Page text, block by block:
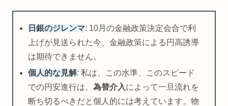
日銀のジレンマ: 10月の金融政策決定会合で利
上げが見送られた今、金融政策による円高誘導
は期待できません。
個人的な見解: 私は、この水準、このスピード
での円安進行は、為替介入によって一旦流れを
断ち切るべきだと個人的には考えています。物